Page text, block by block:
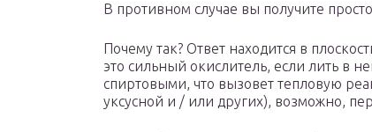
В противном случае вы получите
Почему так? Ответ находится в
это сильный окислитель, если лить в
спиртовыми, что вызовет тепловую
уксусной и / или других), возможно,